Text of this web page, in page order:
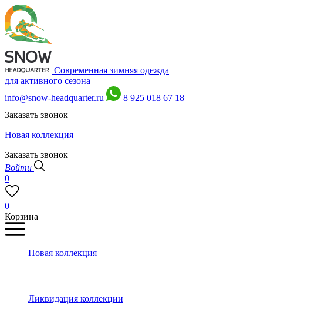
Современная зимняя одежда
для активного сезона
info@snow-headquarter.ru
8 925 018 67 18
Заказать звонок
Новая коллекция
Заказать звонок
Войти
0
0
Корзина
Новая коллекция
Ликвидация коллекции